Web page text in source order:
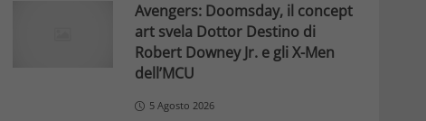
Avengers: Doomsday, il concept
art svela Dottor Destino di
Robert Downey Jr. e gli X-Men
dell’MCU
5 Agosto 2026